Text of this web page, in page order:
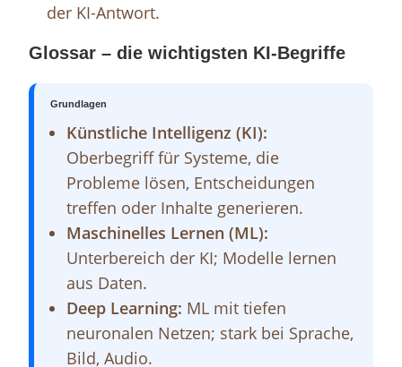
der KI-Antwort.
Glossar – die wichtigsten KI-Begriffe
Grundlagen
Künstliche Intelligenz (KI):
Oberbegriff für Systeme, die
Probleme lösen, Entscheidungen
treffen oder Inhalte generieren.
Maschinelles Lernen (ML):
Unterbereich der KI; Modelle lernen
aus Daten.
Deep Learning: ML mit tiefen
neuronalen Netzen; stark bei Sprache,
Bild, Audio.